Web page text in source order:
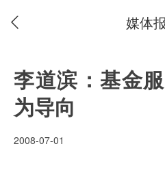
媒体
李道滨：基金
为导向
2008-07-01